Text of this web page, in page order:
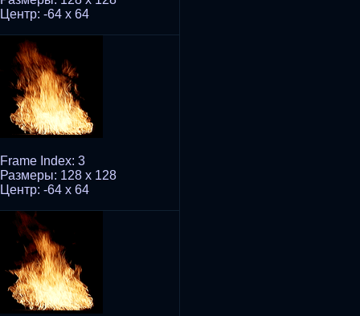
Центр: -64 x 64
Frame Index: 3
Размеры: 128 x 128
Центр: -64 x 64